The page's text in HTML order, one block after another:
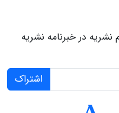
نشریه در خبرنامه نشریه
اشتراک